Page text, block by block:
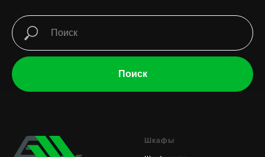
Поиск
Шкафы